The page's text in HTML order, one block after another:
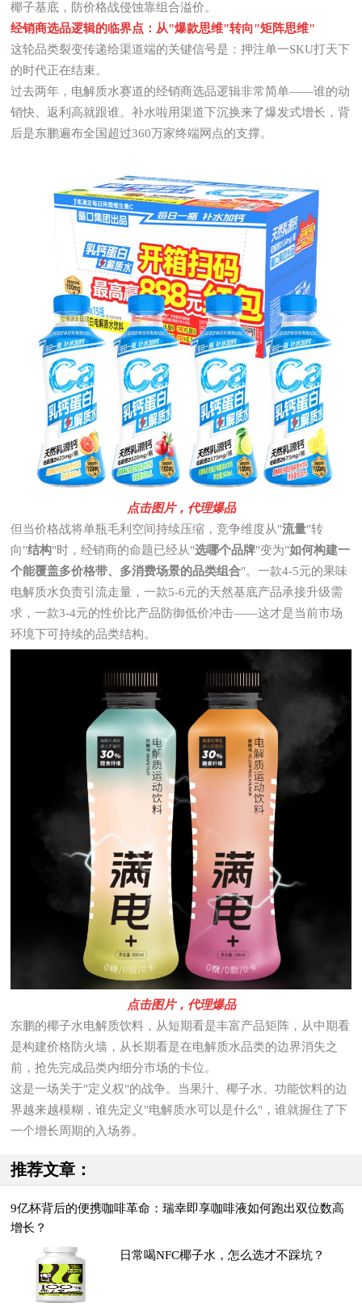
椰子基底，防价格战侵蚀靠组合溢价。
经销商选品逻辑的临界点：从"爆款思维"转向"矩阵思维"
这轮品类裂变传递给渠道端的关键信号是：押注单一SKU打天下
的时代正在结束。
过去两年，电解质水赛道的经销商选品逻辑非常简单——谁的动
销快、返利高就跟谁。补水啦用渠道下沉换来了爆发式增长，背
后是东鹏遍布全国超过360万家终端网点的支撑。
点击图片，代理爆品
但当价格战将单瓶毛利空间持续压缩，竞争维度从"流量"转
向"结构"时，经销商的命题已经从"选哪个品牌"变为"如何构建一
个能覆盖多价格带、多消费场景的品类组合"。一款4-5元的果味
电解质水负责引流走量，一款5-6元的天然基底产品承接升级需
求，一款3-4元的性价比产品防御低价冲击——这才是当前市场
环境下可持续的品类结构。
点击图片，代理爆品
东鹏的椰子水电解质饮料，从短期看是丰富产品矩阵，从中期看
是构建价格防火墙，从长期看是在电解质水品类的边界消失之
前，抢先完成品类内细分市场的卡位。
这是一场关于"定义权"的战争。当果汁、椰子水、功能饮料的边
界越来越模糊，谁先定义"电解质水可以是什么"，谁就握住了下
一个增长周期的入场券。
推荐文章：
9亿杯背后的便携咖啡革命：瑞幸即享咖啡液如何跑出双位数高
增长？
日常喝NFC椰子水，怎么选才不踩坑？